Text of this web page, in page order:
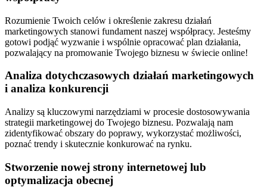
Rozumienie Twoich celów i określenie zakresu działań
marketingowych stanowi fundament naszej współpracy. Jesteśmy
gotowi podjąć wyzwanie i wspólnie opracować plan działania,
pozwalający na promowanie Twojego biznesu w świecie online!
Analiza dotychczasowych działań marketingowych
i analiza konkurencji
Analizy są kluczowymi narzędziami w procesie dostosowywania
strategii marketingowej do Twojego biznesu. Pozwalają nam
zidentyfikować obszary do poprawy, wykorzystać możliwości,
poznać trendy i skutecznie konkurować na rynku.
Stworzenie nowej strony internetowej lub
optymalizacja obecnej